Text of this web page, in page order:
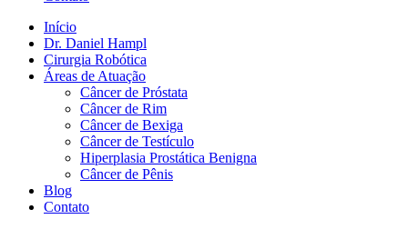
Início
Dr. Daniel Hampl
Cirurgia Robótica
Áreas de Atuação
Câncer de Próstata
Câncer de Rim
Câncer de Bexiga
Câncer de Testículo
Hiperplasia Prostática Benigna
Câncer de Pênis
Blog
Contato